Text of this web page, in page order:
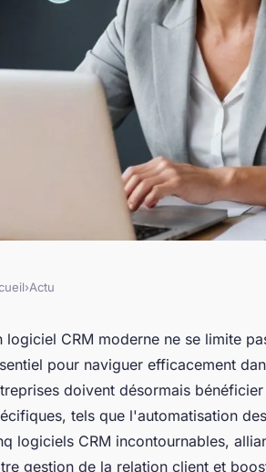
›Actu
logiciel CRM moderne ne se limite
pour naviguer efficacement
doivent désormais
tels que l'automatisation
logiciels CRM incontournables,
gestion de la relation client et